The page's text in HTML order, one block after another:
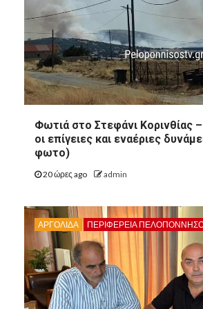
Φωτιά στο Στεφάνι Κορινθίας
οι επίγειες και εναέριες
φωτο)
20 ώρες ago admin
ΑΡΓΟΛΙΔΑ ΠΕΡΙΦΈΡΕΙΑ